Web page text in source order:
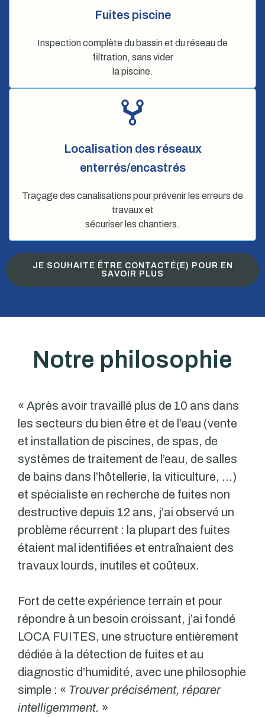
Fuites piscine
Inspection complète du bassin et du réseau de
filtration, sans vider
la piscine.
Localisation des réseaux
enterrés/encastrés
Traçage des canalisations pour prévenir les erreurs de
travaux et
sécuriser les chantiers.
JE SOUHAITE ÊTRE CONTACTÉ(E) POUR EN
SAVOIR PLUS
Notre philosophie
« Après avoir travaillé plus de 10 ans dans
les secteurs du bien être et de l’eau (vente
et installation de piscines, de spas, de
systèmes de traitement de l’eau, de salles
de bains dans l’hôtellerie, la viticulture, …)
et spécialiste en recherche de fuites non
destructive depuis 12 ans, j’ai observé un
problème récurrent : la plupart des fuites
étaient mal identifiées et entraînaient des
travaux lourds, inutiles et coûteux.
Fort de cette expérience terrain et pour
répondre à un besoin croissant, j’ai fondé
LOCA FUITES, une structure entièrement
dédiée à la détection de fuites et au
diagnostic d’humidité, avec une philosophie
simple : « Trouver précisément, réparer
intelligemment. »